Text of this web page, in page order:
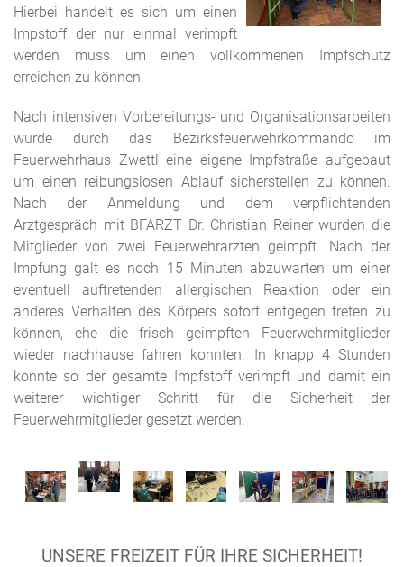
Hierbei handelt es sich um einen
Impstoff der nur einmal verimpft
werden muss um einen vollkommenen Impfschutz
erreichen zu können.
Nach intensiven Vorbereitungs- und Organisationsarbeiten
wurde durch das Bezirksfeuerwehrkommando im
Feuerwehrhaus Zwettl eine eigene Impfstraße aufgebaut
um einen reibungslosen Ablauf sicherstellen zu können.
Nach der Anmeldung und dem verpflichtenden
Arztgespräch mit BFARZT Dr. Christian Reiner wurden die
Mitglieder von zwei Feuerwehrärzten geimpft. Nach der
Impfung galt es noch 15 Minuten abzuwarten um einer
eventuell auftretenden allergischen Reaktion oder ein
anderes Verhalten des Körpers sofort entgegen treten zu
können, ehe die frisch geimpften Feuerwehrmitglieder
wieder nachhause fahren konnten. In knapp 4 Stunden
konnte so der gesamte Impfstoff verimpft und damit ein
weiterer wichtiger Schritt für die Sicherheit der
Feuerwehrmitglieder gesetzt werden.
UNSERE FREIZEIT FÜR IHRE SICHERHEIT!